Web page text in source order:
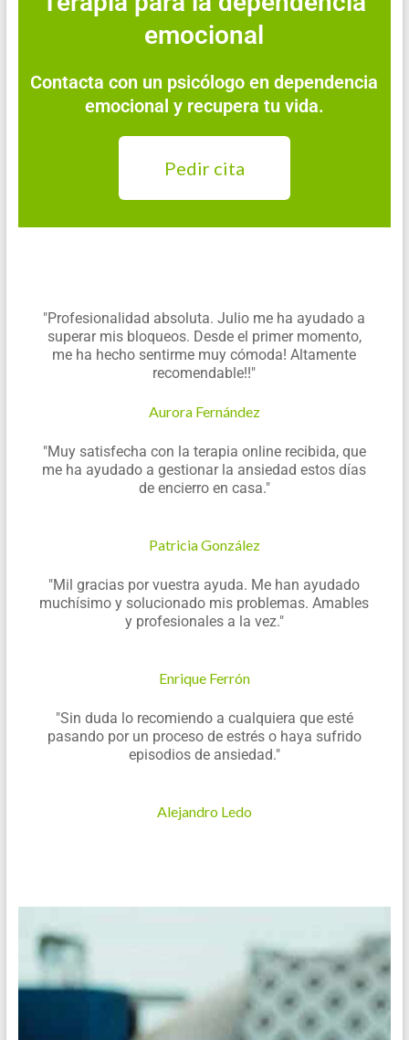
emocional
Contacta con un psicólogo en dependencia
emocional y recupera tu vida.
Pedir cita
"Profesionalidad absoluta. Julio me ha ayudado a
superar mis bloqueos. Desde el primer momento,
me ha hecho sentirme muy cómoda! Altamente
recomendable!!"
Aurora Fernández
"Muy satisfecha con la terapia online recibida, que
me ha ayudado a gestionar la ansiedad estos días
de encierro en casa."
Patricia González
"Mil gracias por vuestra ayuda. Me han ayudado
muchísimo y solucionado mis problemas. Amables
y profesionales a la vez."
Enrique Ferrón
"Sin duda lo recomiendo a cualquiera que esté
pasando por un proceso de estrés o haya sufrido
episodios de ansiedad."
Alejandro Ledo